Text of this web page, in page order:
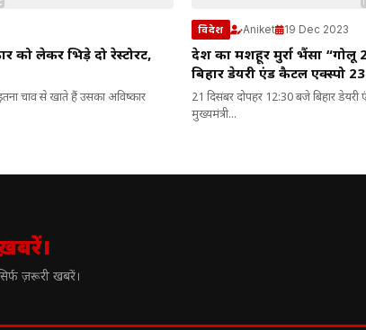
को लेकर भिड़े दो रेस्टोरेंट,
चाव से खाते हैं उसका अविष्कार
विदेश Aniket 19 Dec 2023
देश का मशहूर मुर्रा भैंसा “गोलू
बिहार डेयरी एंड कैटल एक्स्पो
21 दिसंबर दोपहर 12:30 बजे बिहार डेयरी
मुख्यमंत्री...
ज़रूरी खबरें।